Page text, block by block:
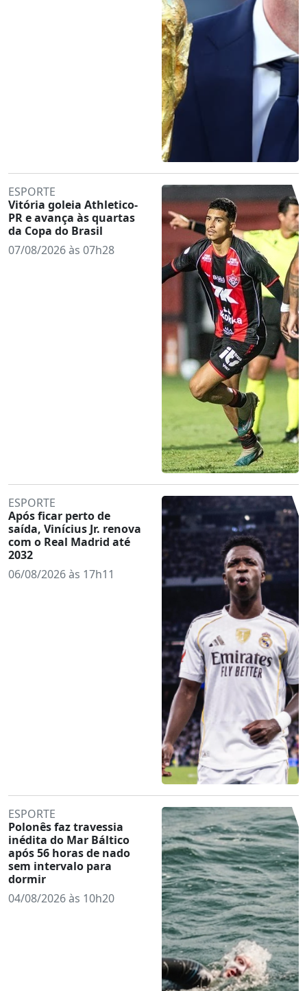
ESPORTE
Vitória goleia Athletico-
PR e avança às quartas
da Copa do Brasil
07/08/2026 às 07h28
ESPORTE
Após ficar perto de
saída, Vinícius Jr. renova
com o Real Madrid até
2032
06/08/2026 às 17h11
ESPORTE
Polonês faz travessia
inédita do Mar Báltico
após 56 horas de nado
sem intervalo para
dormir
04/08/2026 às 10h20